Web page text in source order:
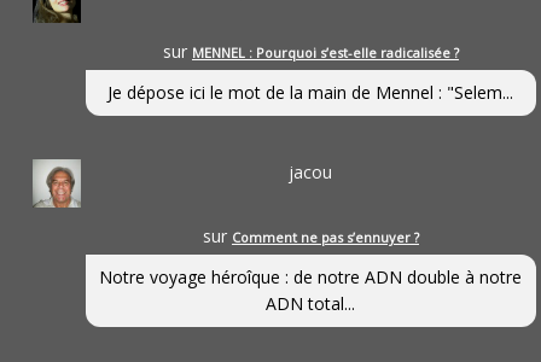
sur MENNEL : Pourquoi s’est-elle radicalisée ?
Je dépose ici le mot de la main de Mennel : "Selem...
jacou
sur Comment ne pas s’ennuyer ?
Notre voyage héroîque : de notre ADN double à notre
ADN total...